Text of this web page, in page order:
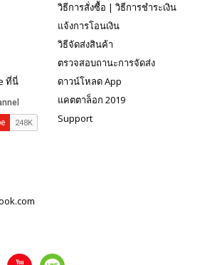
ที่นี่
วิธีการสั่งซื้อ | วิธีการชำระเงิน
แจ้งการโอนเงิน
วิธีจัดส่งสินค้า
ตรวจสอบถานะการจัดส่ง
ดาวน์โหลด App
แคตตาล็อก 2019
Support